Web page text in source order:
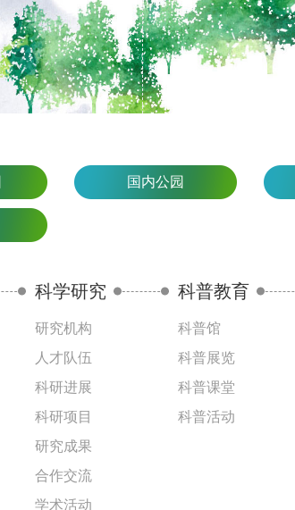
国内公园
科学研究
研究机构
人才队伍
科研进展
科研项目
研究成果
合作交流
学术活动
科普教育
科普馆
科普展览
科普课堂
科普活动